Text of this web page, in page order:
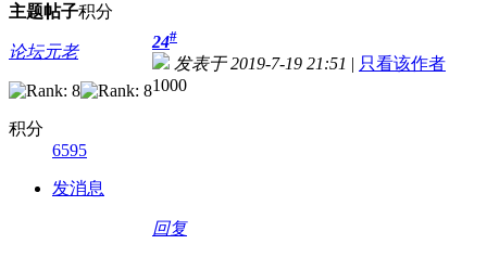
主题帖子积分
论坛元老
积分
6595
发消息
24#
发表于 2019-7-19 21:51 | 只看该作者
1000
回复